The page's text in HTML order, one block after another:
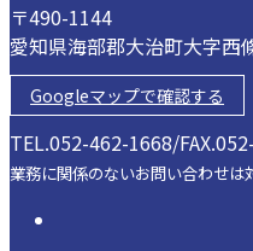
〒490-1144
愛知県海部郡大治町大字西
Googleマップで確認する
TEL.052-462-1668/
業務に関係のないお問い合わせは